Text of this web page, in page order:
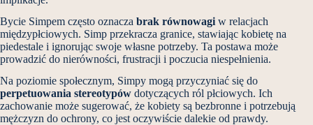
Bycie Simpem często oznacza brak równowagi w relacjach
międzypłciowych. Simp przekracza granice, stawiając kobietę na
piedestale i ignorując swoje własne potrzeby. Ta postawa może
prowadzić do nierówności, frustracji i poczucia niespełnienia.
Na poziomie społecznym, Simpy mogą przyczyniać się do
perpetuowania stereotypów dotyczących ról płciowych. Ich
zachowanie może sugerować, że kobiety są bezbronne i potrzebują
mężczyzn do ochrony, co jest oczywiście dalekie od prawdy.